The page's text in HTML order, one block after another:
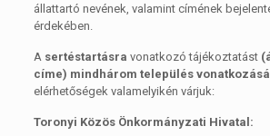
állattartó nevének, valamint címének
érdekében.
A sertéstartásra vonatkozó tájékoztatást
címe) mindhárom település
elérhetőségek valamelyikén várjuk:
Toronyi Közös Önkormányzati Hivatal: